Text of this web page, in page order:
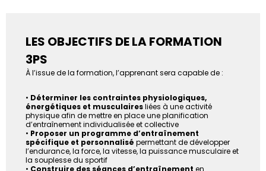
LES OBJECTIFS DE LA FORMATION
3PS
À l’issue de la formation, l’apprenant sera capable de :
• Déterminer les contraintes physiologiques,
énergétiques et musculairesliées à une activité
physique afin de mettre en place une planification
d’entraînement individualisée et collective
• Proposer un programme d’entraînement
spécifique et personnalisé permettant de développer
l’endurance, la force, la vitesse, la puissance musculaire et
la souplesse du sportif
• Construire des séances d’entraînement en